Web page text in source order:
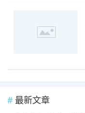
最新文章